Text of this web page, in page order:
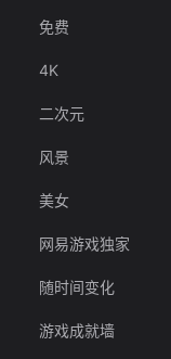
免费
4K
二次元
风景
美女
网易游戏独家
随时间变化
游戏成就墙